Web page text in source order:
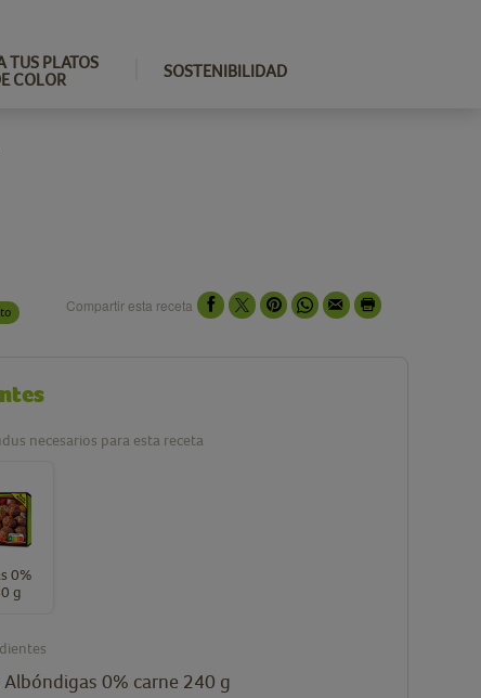
TUS PLATOS
COLOR
SOSTENIBILIDAD
Compartir esta receta
necesarios para esta receta
0%
g
Albóndigas 0% carne 240 g